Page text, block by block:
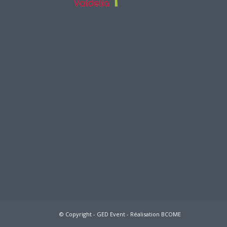
© Copyright - GED Event - Réalisation BCOME